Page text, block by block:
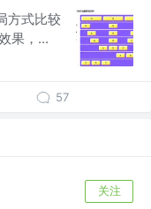
方式比较
果，...
57
关注